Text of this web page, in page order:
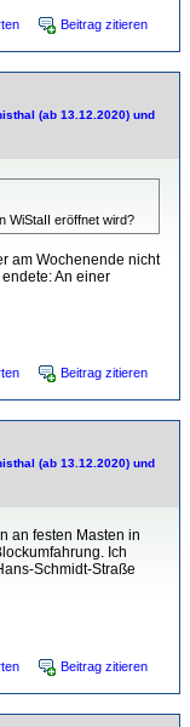
Beitrag zitieren
(ab 13.12.2020) und
WiStaII eröffnet wird?
am Wochenende nicht
An einer
Beitrag zitieren
(ab 13.12.2020) und
an festen Masten in
Ich
Schmidt-Straße
Beitrag zitieren